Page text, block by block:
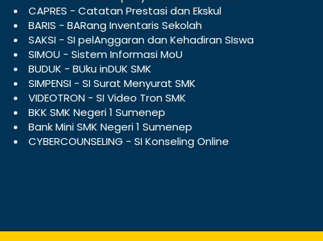
CAPRES - Catatan Prestasi dan Ekskul
BARIS - BARang Inventaris Sekolah
SAKSI - SI pelAnggaran dan Kehadiran SIswa
SIMOU - Sistem Informasi MoU
BUDUK - BUku inDUK SMK
SIMPENSI - SI Surat Menyurat SMK
VIDEOTRON - SI Video Tron SMK
BKK SMK Negeri 1 Sumenep
Bank Mini SMK Negeri 1 Sumenep
CYBERCOUNSELING - SI Konseling Online